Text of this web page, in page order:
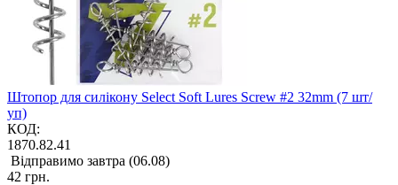
Штопор для силікону Select Soft Lures Screw #2 32mm (7 шт/
уп)
КОД:
1870.82.41
Відправимо завтра (06.08)
‍42‍ грн.